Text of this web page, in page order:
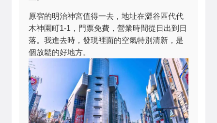
原宿的明治神宮值得一去，地址在澀谷區代代
木神園町1-1，門票免費，營業時間從日出到日
落。我進去時，發現裡面的空氣特別清新，是
個放鬆的好地方。